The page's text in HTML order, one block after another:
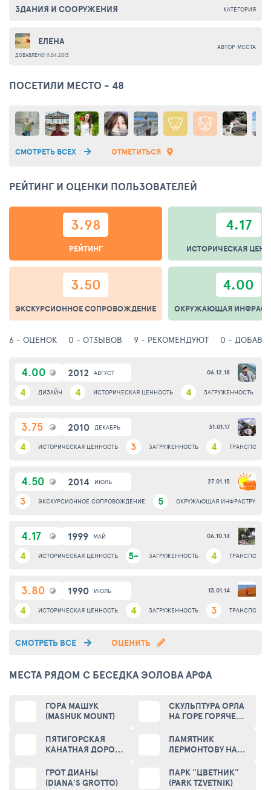
работало от ветра. Оно прослужила почти 20 лет. В 2008 году
уже не зависит от природных условия, а играет от
электричества.
КАТЕГОРИЯ
ЗДАНИЯ И СООРУЖЕНИЯ
АВТОР МЕСТА
ЕЛЕНА
ДОБАВЛЕНО 11.04.2013
ПОСЕТИЛИ МЕСТО - 48
СМОТРЕТЬ ВСЕХ ОТМЕТИТЬСЯ
РЕЙТИНГ И ОЦЕНКИ ПОЛЬЗОВАТЕЛЕЙ
3.98
РЕЙТИНГ
4.17
ИСТОРИЧЕСКАЯ
3.50
ЭКСКУРСИОННОЕ СОПРОВОЖДЕНИЕ
4.00
ОКРУЖАЮЩАЯ
6 - ОЦЕНОК 0 - ОТЗЫВОВ 9 - РЕКОМЕНДУЮТ 0 -
4.00
4 ДИЗАЙН 4 ИСТОРИЧЕСКАЯ ЦЕННОСТЬ 4 ЗАГРУЖЕННОСТЬ
2012 АВГУСТ 06.12.18
3.75
4 ИСТОРИЧЕСКАЯ ЦЕННОСТЬ 3 ЗАГРУЖЕННОСТЬ 4
2010 ДЕКАБРЬ 31.01.17
4.50
3 ЭКСКУРСИОННОЕ СОПРОВОЖДЕНИЕ 5 ОКРУЖАЮЩАЯ
2014 ИЮЛЬ 27.01.15
4.17
4 ИСТОРИЧЕСКАЯ ЦЕННОСТЬ 5- ЗАГРУЖЕННОСТЬ 4
1999 МАЙ 06.10.14
3.80
4 ИСТОРИЧЕСКАЯ ЦЕННОСТЬ 4 ЗАГРУЖЕННОСТЬ 3
1990 ИЮЛЬ 13.01.14
СМОТРЕТЬ ВСЕ ОЦЕНИТЬ
МЕСТА РЯДОМ С БЕСЕДКА ЭОЛОВА АРФА
ГОРА МАШУК
(MASHUK MOUNT)
СКУЛЬПТУРА ОРЛА
НА ГОРЕ ГОРЯЧЕЙ
OF THE CAUCASIAN
MINERAL WATERS)
ПЯТИГОРСКАЯ
КАНАТНАЯ ДОРОГА
ROPEWAY)
ПАМЯТНИК
ЛЕРМОНТОВУ НА
(MONUMENT TO
LERMONTOV ON THE
ГРОТ ДИАНЫ
(DIANA'S GROTTO)
ПАРК "ЦВЕТНИК"
(PARK TZVETNIK)